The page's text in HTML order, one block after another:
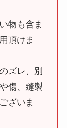
物も含ま
頂けま
ズレ、別
傷、縫製
ざいま